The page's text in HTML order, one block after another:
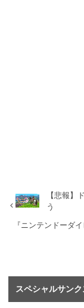
【悲報】
う
『ニンテンドーダ
スペシャルサンク